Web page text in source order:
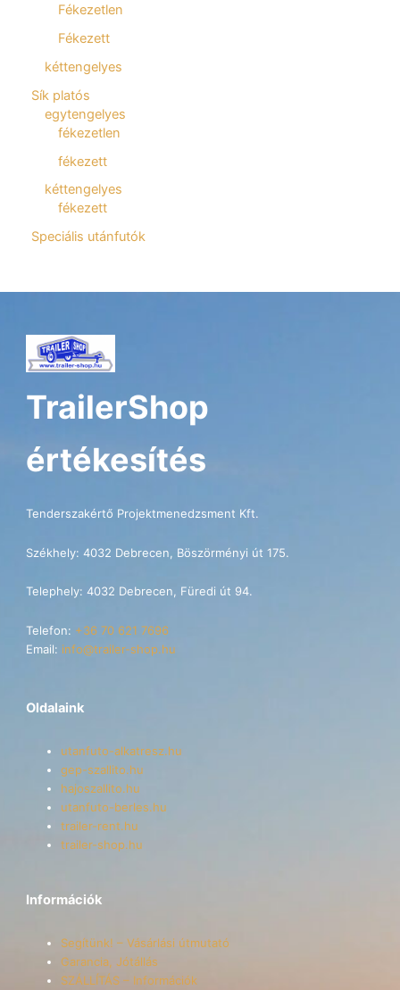
Fékezetlen
Fékezett
kéttengelyes
Sík platós
egytengelyes
fékezetlen
fékezett
kéttengelyes
fékezett
Speciális utánfutók
TrailerShop
értékesítés
Tenderszakértő Projektmenedzsment Kft.
Székhely: 4032 Debrecen, Böszörményi út 175.
Telephely: 4032 Debrecen, Füredi út 94.
Telefon: +36 70 621 7696
Email: info@trailer-shop.hu
Oldalaink
utanfuto-alkatresz.hu
gep-szallito.hu
hajoszallito.hu
utanfuto-berles.hu
trailer-rent.hu
trailer-shop.hu
Információk
Segítünk! – Vásárlási útmutató
Garancia, Jótállás
SZÁLLÍTÁS – Információk